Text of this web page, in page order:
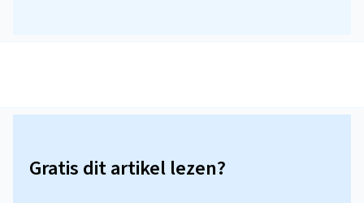
Gratis dit artikel lezen?